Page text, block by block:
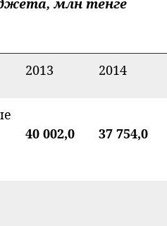
млн тенге
2013 2014
40 002,0 37 754,0